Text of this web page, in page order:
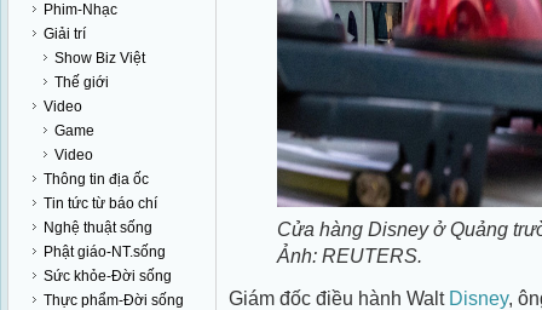
Phim-Nhạc
Giải trí
Show Biz Việt
Thế giới
Video
Game
Video
Thông tin địa ốc
Tin tức từ báo chí
Nghệ thuật sống
Phật giáo-NT.sống
Sức khỏe-Đời sống
Thực phẩm-Đời sống
Cửa hàng Disney ở Quảng
Ảnh: REUTERS.
Giám đốc điều hành Walt Disney,